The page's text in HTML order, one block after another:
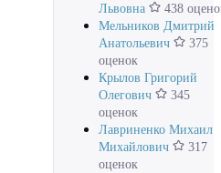
Львовна
438
Мельников Дмитрий
Анатольевич
375
оценок
Крылов Григорий
Олегович
345
оценок
Лавриненко Михаил
Михайлович
317
оценок